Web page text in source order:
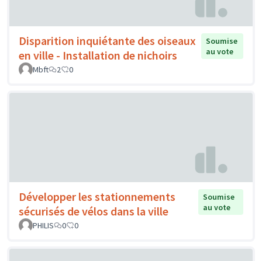
Disparition inquiétante des oiseaux
en ville - Installation de nichoirs
Soumise
au vote
Mbft
2 0
Développer les stationnements
sécurisés de vélos dans la ville
Soumise
au vote
PHILIS
0 0